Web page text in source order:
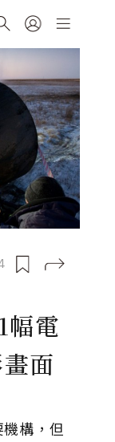
幅電
面
構，但